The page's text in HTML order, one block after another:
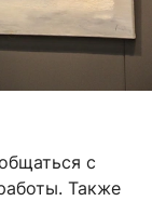
с
Также